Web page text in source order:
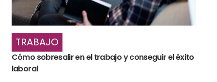
TRABAJO
Cómo sobresalir en el trabajo y conseguir el éxito
laboral